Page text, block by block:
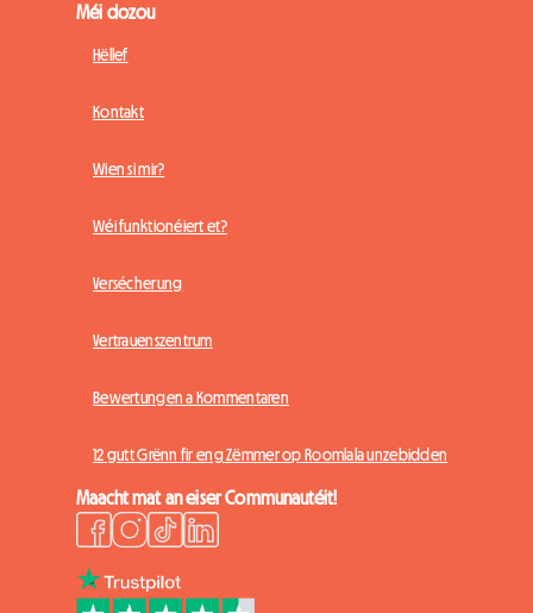
Méi dozou
Hëllef
Kontakt
Wien si mir?
Wéi funktionéiert et?
Versécherung
Vertrauenszentrum
Bewertungen a Kommentaren
12 gutt Grënn fir eng Zëmmer op Roomlala unzebidden
Maacht mat an eiser Communautéit!